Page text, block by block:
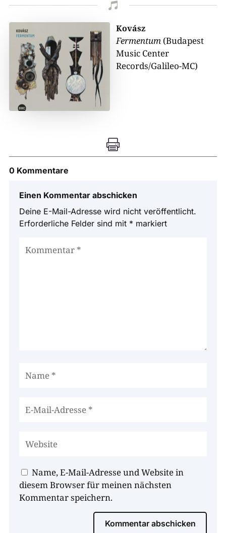

Kovász
Fermentum (Budapest
Music Center
Records/Galileo-MC)

0 Kommentare
Einen Kommentar abschicken
Deine E-Mail-Adresse wird nicht veröffentlicht.
Erforderliche Felder sind mit * markiert
Name, E-Mail-Adresse und Website in
diesem Browser für meinen nächsten
Kommentar speichern.
Kommentar abschicken